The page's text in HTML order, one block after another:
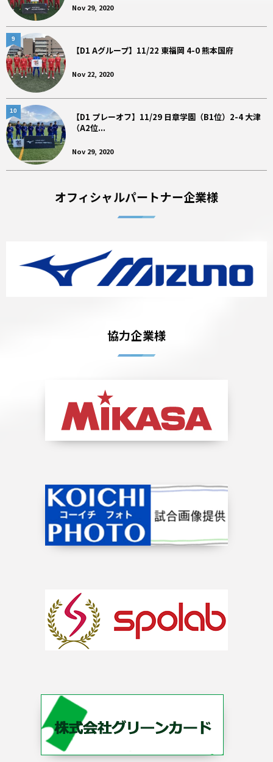
Nov 29, 2020
【D1 Aグループ】11/22 東福岡 4-0 熊本国府
Nov 22, 2020
9
【D1 プレーオフ】11/29 日章学園（B1位）2-4 大津
（A2位...
Nov 29, 2020
10
オフィシャルパートナー企業様
協力企業様